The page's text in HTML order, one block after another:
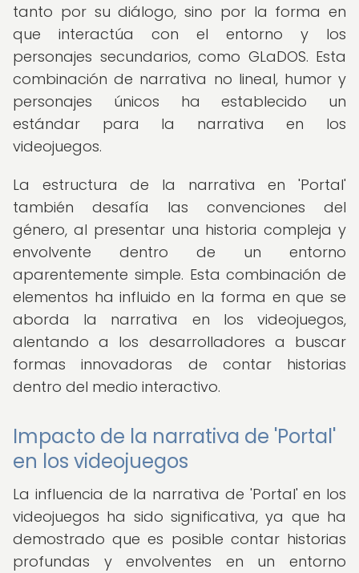
tanto por su diálogo, sino por la forma en
que interactúa con el entorno y los
personajes secundarios, como GLaDOS. Esta
combinación de narrativa no lineal, humor y
personajes únicos ha establecido un
estándar para la narrativa en los
videojuegos.
La estructura de la narrativa en 'Portal'
también desafía las convenciones del
género, al presentar una historia compleja y
envolvente dentro de un entorno
aparentemente simple. Esta combinación de
elementos ha influido en la forma en que se
aborda la narrativa en los videojuegos,
alentando a los desarrolladores a buscar
formas innovadoras de contar historias
dentro del medio interactivo.
Impacto de la narrativa de 'Portal'
en los videojuegos
La influencia de la narrativa de 'Portal' en los
videojuegos ha sido significativa, ya que ha
demostrado que es posible contar historias
profundas y envolventes en un entorno